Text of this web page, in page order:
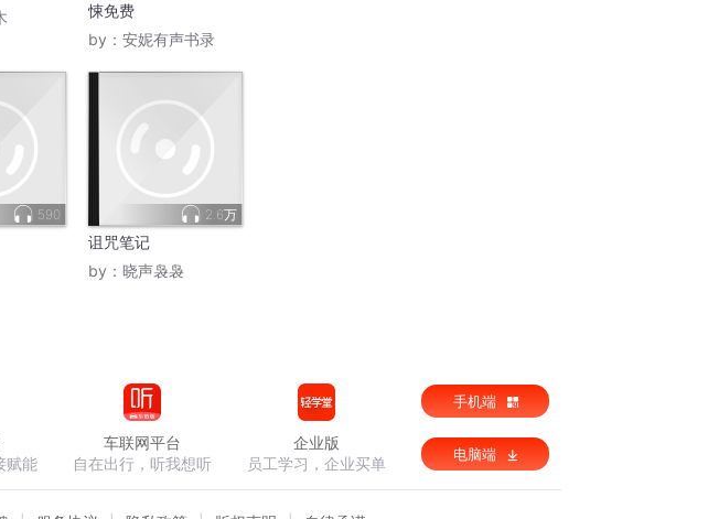
悚免费
by： 安妮有声书录
590 2.6万
诅咒笔记
by： 晓声袅袅
赋能
车联网平台
自在出行，听我想听
企业版
员工学习，企业买单
手机端
电脑端